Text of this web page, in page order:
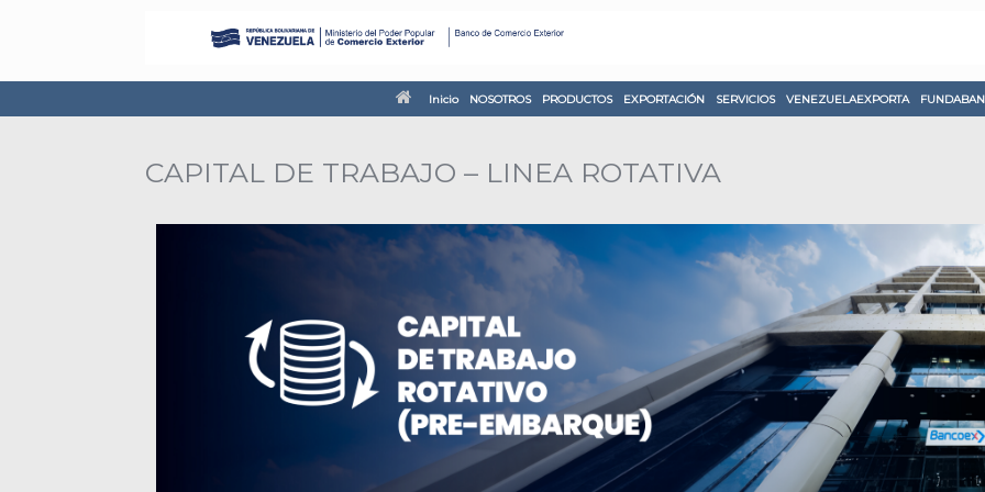
Inicio NOSOTROS PRODUCTOS EXPORTACIÓN SERVICIOS VENEZUELAEXPORTA
CAPITAL DE TRABAJO – LINEA ROTATIVA